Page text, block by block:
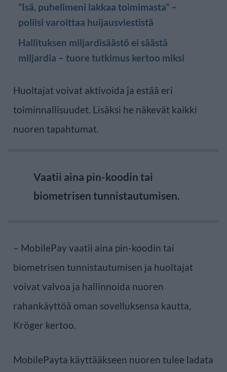
”Isä, puhelimeni lakkaa toimimasta” –
poliisi varoittaa huijausviestistä
Hallituksen miljardisäästö ei säästä
miljardia – tuore tutkimus kertoo miksi
Huoltajat voivat aktivoida ja estää eri
toiminnallisuudet. Lisäksi he näkevät kaikki
nuoren tapahtumat.
Vaatii aina pin-koodin tai
biometrisen tunnistautumisen.
– MobilePay vaatii aina pin-koodin tai
biometrisen tunnistautumisen ja huoltajat
voivat valvoa ja hallinnoida nuoren
rahankäyttöä oman sovelluksensa kautta,
Kröger kertoo.
MobilePayta käyttääkseen nuoren tulee ladata